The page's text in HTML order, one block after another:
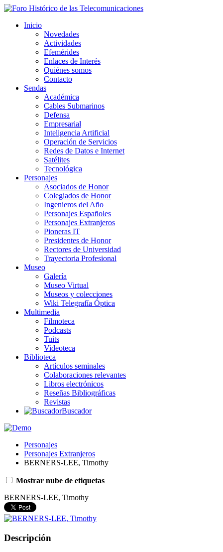
Inicio
Novedades
Actividades
Efemérides
Enlaces de Interés
Quiénes somos
Contacto
Sendas
Académica
Cables Submarinos
Defensa
Empresarial
Inteligencia Artificial
Operación de Servicios
Redes de Datos e Internet
Satélites
Tecnológica
Personajes
Asociados de Honor
Colegiados de Honor
Ingenieros del Año
Personajes Españoles
Personajes Extranjeros
Pioneras IT
Presidentes de Honor
Rectores de Universidad
Trayectoria Profesional
Museo
Galería
Museo Virtual
Museos y colecciones
Wiki Telegrafía Óptica
Multimedia
Filmoteca
Podcasts
Tuits
Videoteca
Biblioteca
Artículos seminales
Colaboraciones relevantes
Libros electrónicos
Reseñas Bibliográficas
Revistas
Buscador
Personajes
Personajes Extranjeros
BERNERS-LEE, Timothy
Mostrar nube de etiquetas
BERNERS-LEE, Timothy
Descripción